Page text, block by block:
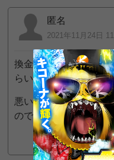
匿名
2021年11月24日
換金率は悪いものの普
らいいお店 珍古台も
悪い点と言えば店の場
ので行くときはご注意